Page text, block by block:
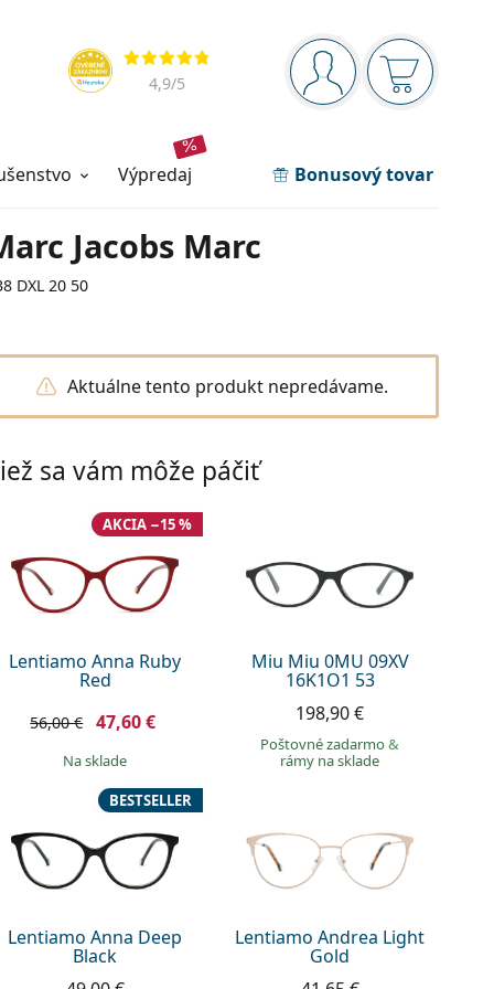
Navigačný panel
ste prihláseníNákupný
Hodnotenia
4,9/5
výpredaj Bonusový tovar
Jacobs Marc
DXL 20 50
Aktuálne tento produkt nepredávame.
sa vám môže páčiť
Lentiamo Anna Ruby
Red
AKCIA −15 %
56,00 € 47,60 €
na sklade
Miu Miu 0MU 09XV
16K1O1 53
198,90 €
Poštovné zadarmo&
rámy na sklade
Lentiamo Anna Deep
Black
BESTSELLER
Lentiamo Andrea Light
Gold